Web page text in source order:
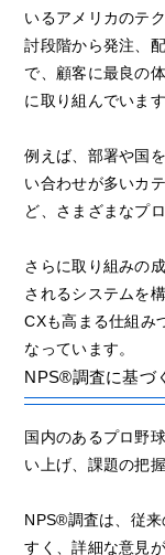
いるアメリカのテ
討段階から発注、
で、顧客に最良の
に取り組んでいます
例えば、部署や国
い合わせが多いカ
ど、さまざまなプ
さらに取り組みの
されるシステムを
CXも高まる仕組み
なっています。
NPS®調査に基づ
国内のあるプロ野
い上げ、課題の把
NPS®調査は、従
すく、詳細な意見